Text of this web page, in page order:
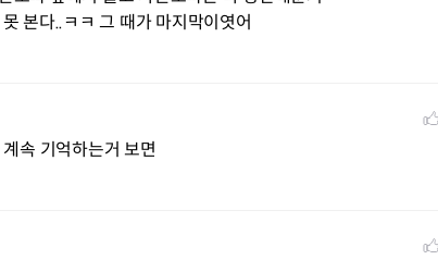
본다..ㅋㅋ 그 때가 마지막이엿어
속 기억하는거 보면